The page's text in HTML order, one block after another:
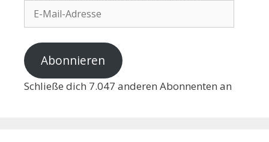
Abonnieren
Schließe dich 7.047 anderen Abonnenten an